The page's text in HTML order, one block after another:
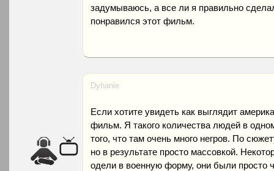
задумываюсь, а все ли я правильно
понравился этот фильм.
Dyhanie
Если хотите увидеть как выглядит
фильм. Я такого количества людей в
того, что там очень много негров. По
но в результате просто массовкой.
одели в военную форму, они были просто